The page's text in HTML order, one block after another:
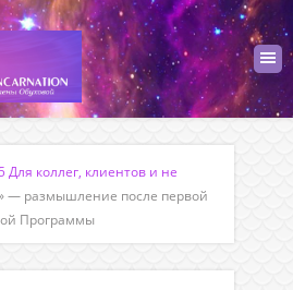
Для коллег, клиентов и не
— размышление после первой
Программы